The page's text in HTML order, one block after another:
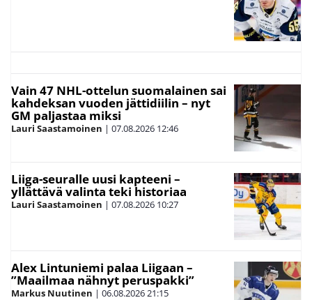
Vain 47 NHL-ottelun suomalainen sai
kahdeksan vuoden jättidiilin – nyt
GM paljastaa miksi
Lauri Saastamoinen | 07.08.2026 12:46
Liiga-seuralle uusi kapteeni –
yllättävä valinta teki historiaa
Lauri Saastamoinen | 07.08.2026 10:27
Alex Lintuniemi palaa Liigaan –
”Maailmaa nähnyt peruspakki”
Markus Nuutinen | 06.08.202621:15